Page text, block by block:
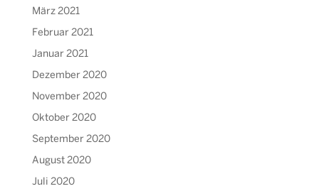
März 2021
Februar 2021
Januar 2021
Dezember 2020
November 2020
Oktober 2020
September 2020
August 2020
Juli 2020